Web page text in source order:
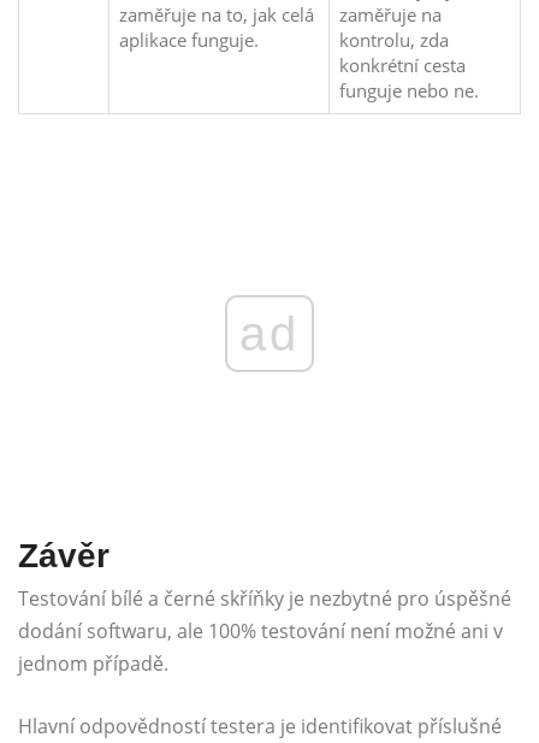
zaměřuje na to, jak celá
aplikace funguje.
zaměřuje na
kontrolu, zda
konkrétní cesta
funguje nebo ne.
ad
Závěr
Testování bílé a černé skříňky je nezbytné pro úspěšné
dodání softwaru, ale 100% testování není možné ani v
jednom případě.
Hlavní odpovědností testera je identifikovat příslušné